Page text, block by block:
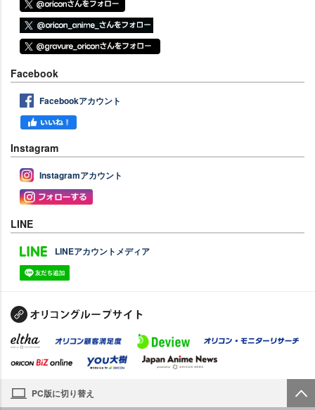
Facebook
Facebookアカウント
Instagram
Instagramアカウント
LINE
LINEアカウントメディア
PC版に切り替え